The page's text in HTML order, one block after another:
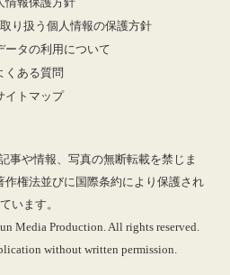
り扱う個人情報の保護方針
ータの利用について
くある質問
イトマップ
事や情報、写真の無断転載を禁じま
権法並びに国際条約により保護され
ています。
Media Production. All rights reserved.
without written permission.